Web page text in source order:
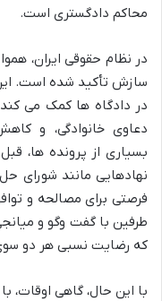
محاکم دادگستری است.
در نظام حقوقی ایران،
سازش تأکید شده است.
در دادگاه ها کمک می
دعاوی خانوادگی، و
بسیاری از پرونده ها،
نهادهایی مانند شورای
فرصتی برای مصالحه و
طرفین با گفت وگو و
که رضایت نسبی هر دو
با این حال، گاهی اوقات،